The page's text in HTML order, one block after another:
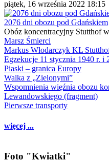
piątek, 16 września 2022 18:15
2076 dni obozu pod Gdańskiem
Obóz koncentracyjny Stutthof
Marsz Śmierci
Markus Włodarczyk KL
Egzekucje 11 stycznia 1940 r. i
Piaski – granica Europy
Walka z „Zielonymi”
Wspomnienia więźnia obozu
Lewandowskiego (fragment)
Pierwsze transporty
więcej ...
Foto "Kwiatki"